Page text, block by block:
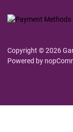
Copyright © 2026
Powered by